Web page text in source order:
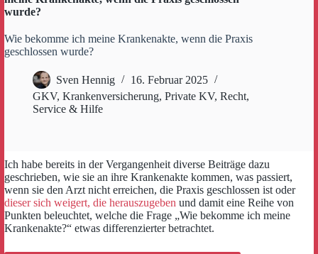
wurde?
Wie bekomme ich meine Krankenakte, wenn die Praxis
geschlossen wurde?
Sven Hennig
16. Februar 2025
GKV, Krankenversicherung, Private KV, Recht,
Service & Hilfe
Ich habe bereits in der Vergangenheit diverse Beiträge dazu
geschrieben, wie sie an ihre Krankenakte kommen, was passiert,
wenn sie den Arzt nicht erreichen, die Praxis geschlossen ist oder
dieser sich weigert, die herauszugeben und damit eine Reihe von
Punkten beleuchtet, welche die Frage „Wie bekomme ich meine
Krankenakte?“ etwas differenzierter betrachtet.